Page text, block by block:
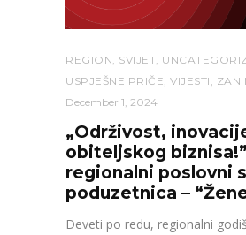
REGION SVIJET
USPJEŠNE PRIČE VIJESTI
December 1, 2024
„Održivost,
obiteljskog
regionalni poslovni
poduzetnica –
Deveti po redu, regionalni